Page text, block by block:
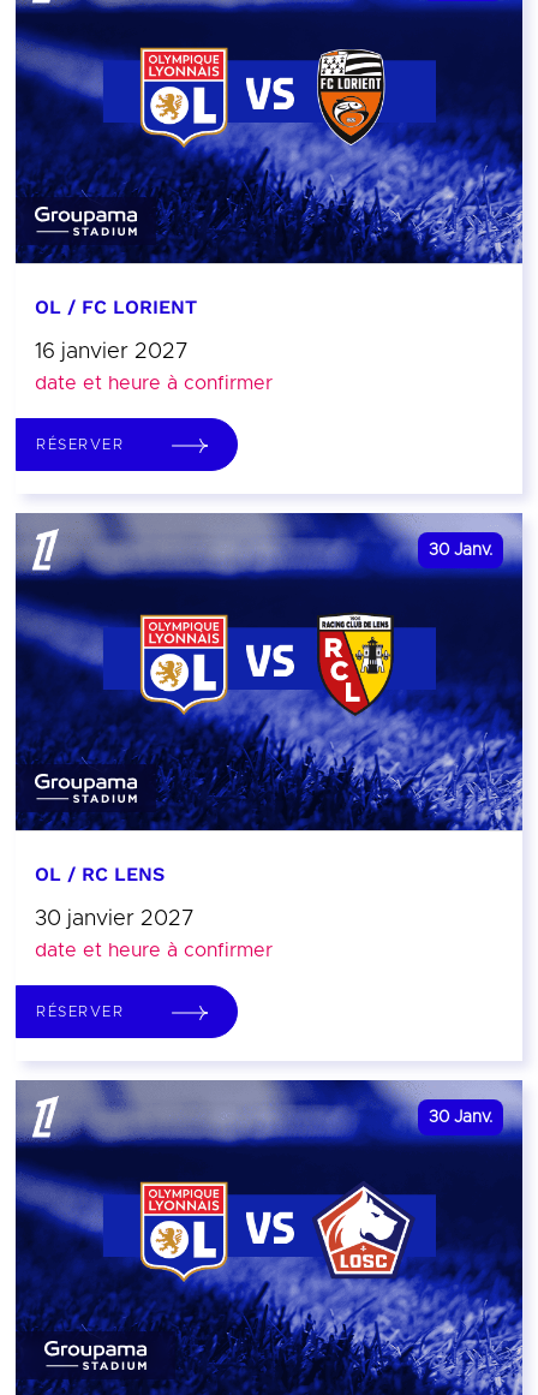
OL / FC LORIENT
16 janvier 2027
date et heure à confirmer
RÉSERVER
30 Janv.
OL / RC LENS
30 janvier 2027
date et heure à confirmer
RÉSERVER
30 Janv.